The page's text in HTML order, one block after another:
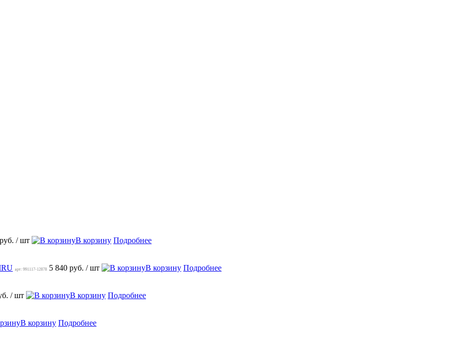
/ шт В корзину Подробнее
арт: 991117-12878 5 840 руб. / шт В корзину Подробнее
/ шт В корзину Подробнее
В корзину Подробнее